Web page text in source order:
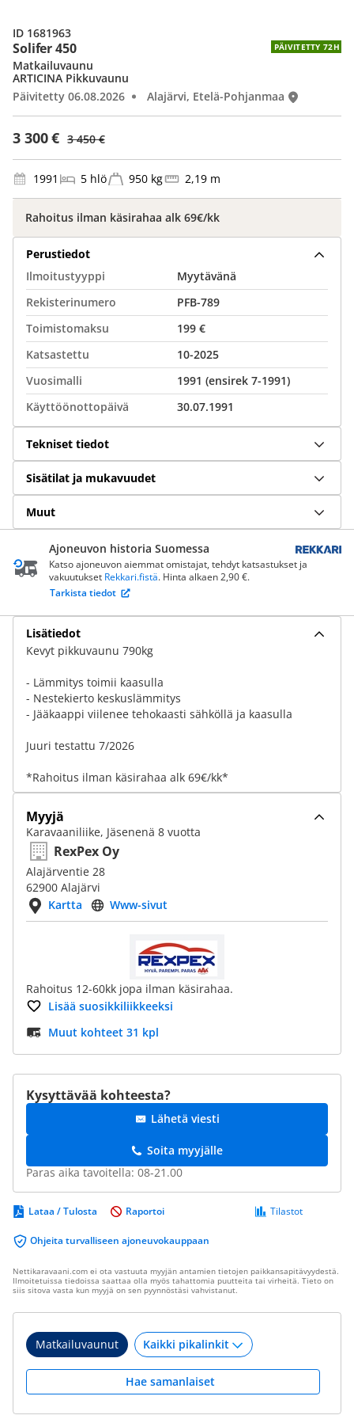
Solifer 450 PÄIVITETTY 72H
3 300 € 3 450 €
Matkailuvaunu
ARTICINA Pikkuvaunu
Päivitetty 06.08.2026
Alajärvi, Etelä-Pohjanmaa
ID 1681963
1991 5 hlö 950 kg 2,19 m
Rahoitus ilman käsirahaa alk 69€/kk
Perustiedot
Ilmoitustyyppi
Myytävänä
Rekisterinumero
PFB-789
Toimistomaksu
199 €
Katsastettu
10-2025
Vuosimalli
1991 (ensirek 7-1991)
Käyttöönottopäivä
30.07.1991
Tekniset tiedot
Sisätilat ja mukavuudet
Muut
Ajoneuvon historia Suomessa
Katso ajoneuvon aiemmat omistajat, tehdyt katsastukset ja
vakuutukset Rekkari.fistä. Hinta alkaen 2,90 €.
Tarkista tiedot
Lisätiedot
Kevyt pikkuvaunu 790kg
- Lämmitys toimii kaasulla
- Nestekierto keskuslämmitys
- Jääkaappi viilenee tehokaasti sähköllä ja kaasulla
Juuri testattu 7/2026
*Rahoitus ilman käsirahaa alk 69€/kk*
Myyjä
Karavaaniliike, Jäsenenä 8 vuotta
RexPex Oy
Alajärventie 28
62900 Alajärvi
Kartta
Www-sivut
Rahoitus 12-60kk jopa ilman käsirahaa.
Lisää suosikkiliikkeeksi
Muut kohteet 31 kpl
Kysyttävää kohteesta?
Lähetä viesti
Soita myyjälle
Paras aika tavoitella: 08-21.00
Lataa / Tulosta
Ohjeita turvalliseen ajoneuvokauppaan
Tilastot
Raportoi
Nettikaravaani.com ei ota vastuuta myyjän antamien tietojen paikkansapitävyydestä.
Ilmoitetuissa tiedoissa saattaa olla myös tahattomia puutteita tai virheitä. Tieto on
siis sitova vasta kun myyjä on sen pyynnöstäsi vahvistanut.
Matkailuvaunut
Hae samanlaiset